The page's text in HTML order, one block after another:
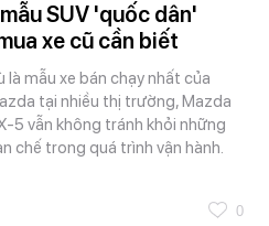
SUV 'quốc dân'
xe cũ cần biết
là mẫu xe bán chạy nhất của
tại nhiều thị trường, Mazda
5 vẫn không tránh khỏi những
chế trong quá trình vận hành.
0